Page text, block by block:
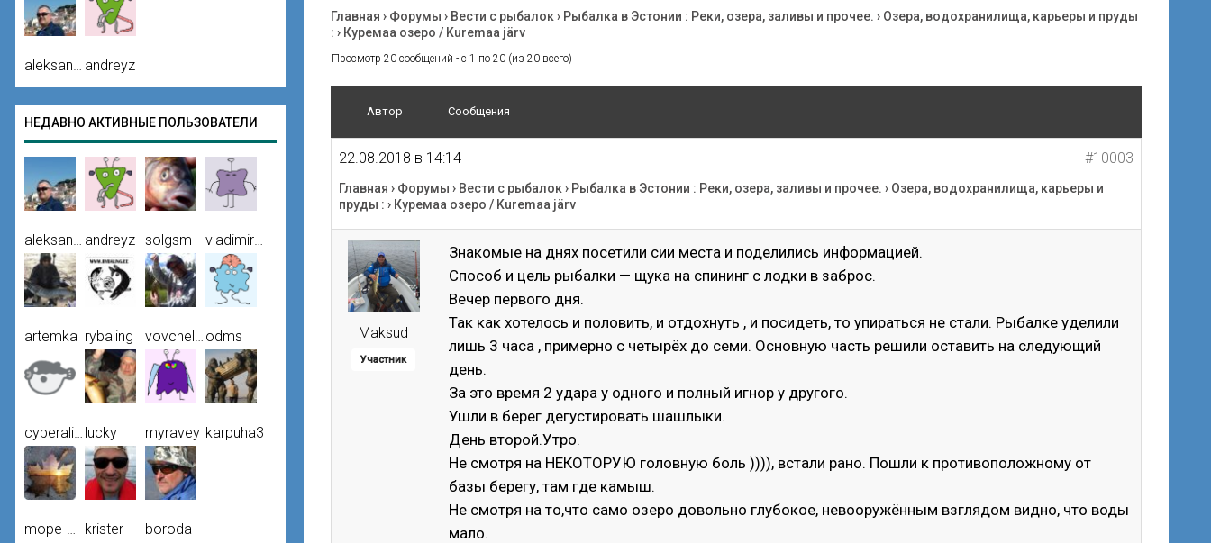
Главная › Форумы › Вести с рыбалок› Рыбалка в Эстонии : Реки, озера, заливы и прочее. › Озера, водохранилища, карьеры и пруды
: › Куремаа озеро / Kuremaa järv
Просмотр 20 сообщений - с 1 по 20 (из 20 всего)
Автор Сообщения
22.08.2018 в 14:14 #10003
Главная › Форумы › Вести с рыбалок› Рыбалка в Эстонии : Реки, озера, заливы и прочее. › Озера, водохранилища, карьеры и
пруды : › Куремаа озеро / Kuremaa järv
Maksud
Участник
Знакомые на днях посетили сии места и поделились информацией.
Способ и цель рыбалки — щука на спининг с лодки в заброс.
Вечер первого дня.
Так как хотелось и половить, и отдохнуть , и посидеть, то упираться не стали. Рыбалке уделили
лишь 3 часа , примерно с четырёх до семи. Основную часть решили оставить на следующий
день.
За это время 2 удара у одного и полный игнор у другого.
Ушли в берег дегустировать шашлыки.
День второй.Утро.
Не смотря на НЕКОТОРУЮ головную боль )))), встали рано. Пошли к противоположному от
базы берегу, там где камыш.
Не смотря на то,что само озеро довольно глубокое, невооружённым взглядом видно, что воды
мало.
aleksandr andreyz
НЕДАВНО АКТИВНЫЕ ПОЛЬЗОВАТЕЛИ
aleksandr andreyz solgsm vladimir50
artemka rybaling vovchello odms
cyberalien lucky myravey karpuha3
mope-mope krister boroda